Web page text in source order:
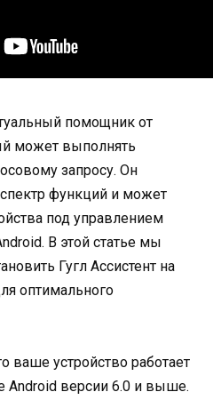
помощник от
может выполнять
запросу. Он
функций и может
под управлением
В этой статье мы
Гугл Ассистент на
оптимального
ваше устройство работает
Android версии 6.0 и выше.